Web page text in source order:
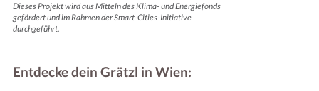
Dieses Projekt wird aus Mitteln des Klima- und Energiefonds
gefördert und im Rahmen der Smart-Cities-Initiative
durchgeführt.
Entdecke dein Grätzl in Wien: